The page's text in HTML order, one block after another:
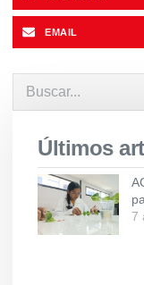
EMAIL
Últimos
7